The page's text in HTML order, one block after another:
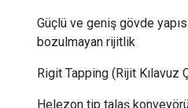
Güçlü ve geniş gövde
bozulmayan rijitlik
Rigit Tapping (Rijit Kılavuz
Helezon tip talaş